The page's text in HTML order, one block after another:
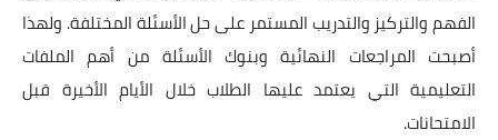
الفهم والتركيز والتدريب المستمر على حل الأسئلة المختلفة. ولهذا
أصبحت المراجعات النهائية وبنوك الأسئلة من أهم الملفات
التعليمية التي يعتمد عليها الطلاب خلال الأيام الأخيرة قبل
الامتحانات.